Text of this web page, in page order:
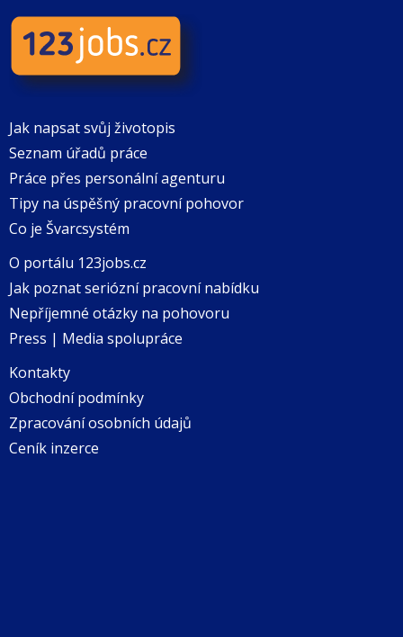
Jak napsat svůj životopis
Seznam úřadů práce
Práce přes personální agenturu
Tipy na úspěšný pracovní pohovor
Co je Švarcsystém
O portálu 123jobs.cz
Jak poznat seriózní pracovní nabídku
Nepříjemné otázky na pohovoru
Press | Media spolupráce
Kontakty
Obchodní podmínky
Zpracování osobních údajů
Ceník inzerce